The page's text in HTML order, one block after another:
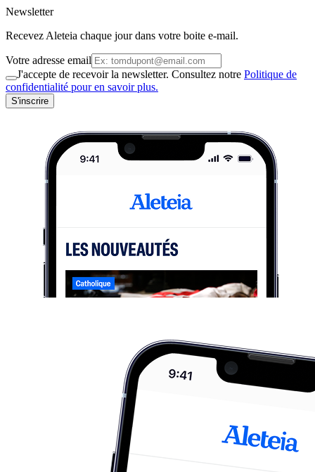
Newsletter
Recevez Aleteia chaque jour dans votre boite e-mail.
Votre adresse email
J'accepte de recevoir la newsletter. Consultez notre Politique de
confidentialité pour en savoir plus.
S'inscrire